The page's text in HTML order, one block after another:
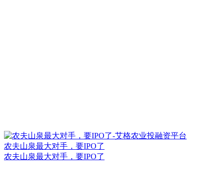
农夫山泉最大对手，要IPO了
农夫山泉最大对手，要IPO了